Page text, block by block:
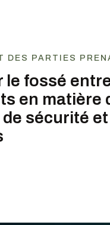
DES PARTIES
le fossé
en matière
sécurité